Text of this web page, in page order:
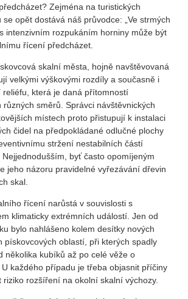
Zejména na turistických
opět dostává náš průvodce: „Ve strmých
intenzivním rozpukáním horniny může být
řícení předcházet.
skalní města, hojně navštěvovaná
velkými výškovými rozdíly a současně i
reliéfu, která je daná přítomností
různých směrů. Správci návštěvnických
místech proto přistupují k instalaci
čidel na předpokládané odlučné plochy
stržení nestabilních částí
Nejjednodušším, byť často opomíjeným
jeho názoru pravidelné vyřezávání dřevin
skal.
řícení narůstá v souvislosti s
klimaticky extrémních událostí. Jen od
bylo nahlášeno kolem desítky nových
pískovcových oblastí, při kterých spadly
několika kubíků až po celé věže o
. U každého případu je třeba objasnit příčiny
riziko rozšíření na okolní skalní výchozy.